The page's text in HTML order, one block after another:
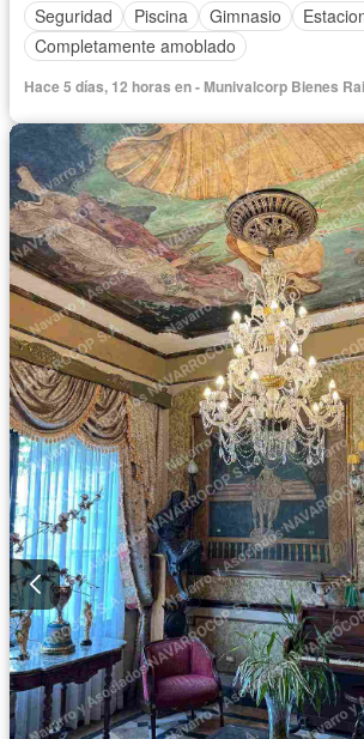
Seguridad
Piscina Gimnasio
Completamente amoblado
Hace 5 días, 12 horas en - Munivalcorp Bienes